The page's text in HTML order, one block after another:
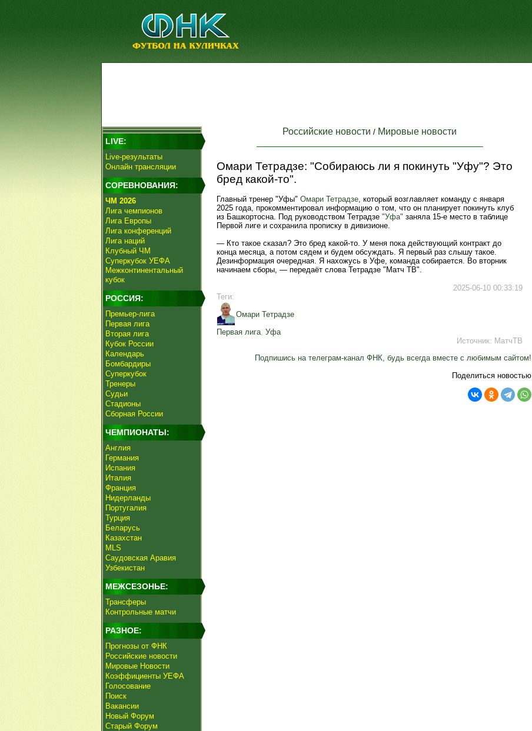
LIVE:
Live-результаты
Онлайн трансляции
СОРЕВНОВАНИЯ:
ЧМ 2026
Лига чемпионов
Лига Европы
Лига конференций
Лига наций
Клубный ЧМ
Суперкубок УЕФА
Межконтинентальный
кубок
РОССИЯ:
Премьер-лига
Первая лига
Вторая лига
Кубок России
Календарь
Бомбардиры
Суперкубок
Тренеры
Судьи
Стадионы
Сборная России
ЧЕМПИОНАТЫ:
Англия
Германия
Испания
Италия
Франция
Нидерланды
Португалия
Турция
Беларусь
Казахстан
MLS
Саудовская Аравия
Узбекистан
МЕЖСЕЗОНЬЕ:
Трансферы
Контрольные матчи
РАЗНОЕ:
Прогнозы от ФНК
Российские новости
Мировые Новости
Коэффициенты УЕФА
Голосование
Поиск
Вакансии
Новый Форум
Старый Форум
Российские новости / Мировые новости
Омари Тетрадзе: "Собираюсь ли я покинуть "Уфу"? Это
бред какой‑то".
Главный тренер "Уфы" Омари Тетрадзе, который возглавляет команду с января
2025 года, прокомментировал информацию о том, что он планирует покинуть клуб
из Башкортосна. Под руководством Тетрадзе "Уфа" заняла 15‑е место в таблице
Первой лиге и сохранила прописку в дивизионе.
— Кто такое сказал? Это бред какой‑то. У меня пока действующий контракт до
конца месяца, а потом сядем и будем обсуждать. Я первый раз слышу такое.
Дезинформация очередная. Я нахожусь в Уфе, команда собирается. Во вторник
начинаем сборы, — передаёт слова Тетрадзе "Матч ТВ".
2025-06-10 00:33:19
Теги:
Омари Тетрадзе
Первая лига, Уфа
Источник: МатчТВ
Подпишись на телеграм-канал ФНК, будь всегда вместе с любимым сайтом!
Поделиться новостью